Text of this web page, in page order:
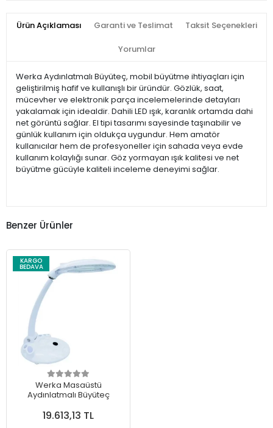
Ürün Açıklaması Garanti ve Teslimat Taksit Seçenekleri
Yorumlar
Werka Aydınlatmalı Büyüteç, mobil büyütme ihtiyaçları için
geliştirilmiş hafif ve kullanışlı bir üründür. Gözlük, saat,
mücevher ve elektronik parça incelemelerinde detayları
yakalamak için idealdir. Dahili LED ışık, karanlık ortamda dahi
net görüntü sağlar. El tipi tasarımı sayesinde taşınabilir ve
günlük kullanım için oldukça uygundur. Hem amatör
kullanıcılar hem de profesyoneller için sahada veya evde
kullanım kolaylığı sunar. Göz yormayan ışık kalitesi ve net
büyütme gücüyle kaliteli inceleme deneyimi sağlar.
Benzer Ürünler
KARGO
BEDAVA
Werka Masaüstü
Aydınlatmalı Büyüteç
19.613,13 TL